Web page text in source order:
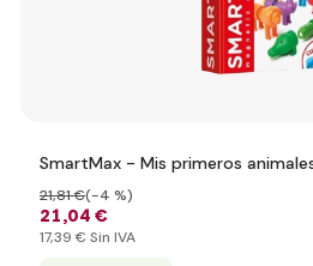
SmartMax - Mis primeros
21,04 €
21,81 €(-4 %)
17,39 € Sin IVA